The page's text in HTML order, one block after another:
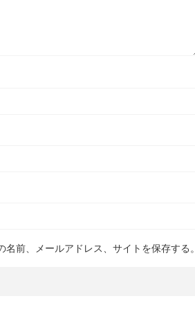
前、メールアドレス、サイトを保存する。